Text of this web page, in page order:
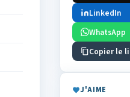
LinkedIn
WhatsApp
Copier le
J'AIME